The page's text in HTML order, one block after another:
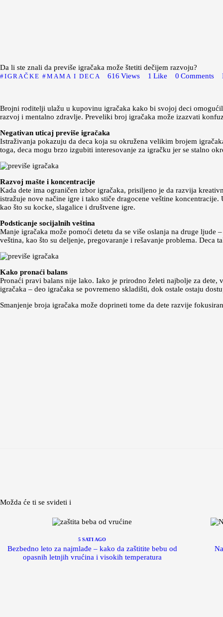
Da li ste znali da previše igračaka može štetiti dečijem razvoju?
IGRAČKE MAMA I DECA 616 Views 1 Like 0 Comments
Brojni roditelji ulažu u kupovinu igračaka kako bi svojoj deci
razvoj i mentalno zdravlje. Preveliki broj igračaka može izazvati
Negativan uticaj previše igračaka
Istraživanja pokazuju da deca koja su okružena velikim brojem
toga, deca mogu brzo izgubiti interesovanje za igračku jer se stalno
Razvoj mašte i koncentracije
Kada dete ima ograničen izbor igračaka, prisiljeno je da razvija
istražuje nove načine igre i tako stiče dragocene veštine
kao što su kocke, slagalice i društvene igre.
Podsticanje socijalnih veština
Manje igračaka može pomoći detetu da se više oslanja na druge
veština, kao što su deljenje, pregovaranje i rešavanje problema.
Kako pronaći balans
Pronaći pravi balans nije lako. Iako je prirodno želeti najbolje za
igračaka – deo igračaka se povremeno skladišti, dok ostale ostaju
Smanjenje broja igračaka može doprineti tome da dete razvije
Možda će ti se svideti i
5 SATI AGO
Bezbedno leto za najmlađe – kako da zaštitite bebu od
opasnih letnjih vrućina i visokih temperatura